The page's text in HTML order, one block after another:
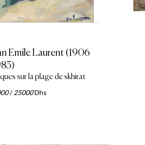
Emile Laurent (1906
sur la plage de skhirat
/25000Dhs